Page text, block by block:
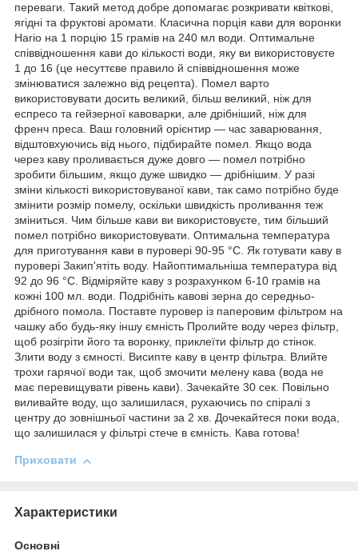
переваги. Такий метод добре допомагає розкривати квіткові,
ягідні та фруктові аромати. Класична порція кави для воронки
Hario на 1 порцію 15 грамів на 240 мл води. Оптимальне
співвідношення кави до кількості води, яку ви використовуєте
1 до 16 (це несуттєве правило й співвідношення може
змінюватися залежно від рецепта). Помел варто
використовувати досить великий, більш великий, ніж для
еспресо та гейзерної кавоварки, але дрібніший, ніж для
френч преса. Ваш головний орієнтир — час заварювання,
відштовхуючись від нього, підбирайте помел. Якщо вода
через каву проливається дуже довго — помел потрібно
зробити більшим, якщо дуже швидко — дрібнішим. У разі
зміни кількості використовуваної кави, так само потрібно буде
змінити розмір помелу, оскільки швидкість проливання теж
зміниться. Чим більше кави ви використовуєте, тим більший
помел потрібно використовувати. Оптимальна температура
для приготування кави в пуровері 90-95 °C. Як готувати каву в
пуровері Закип'ятіть воду. Найоптимальніша температура від
92 до 96 °C. Відміряйте каву з розрахунком 6-10 грамів на
кожні 100 мл. води. Подрібніть кавові зерна до середньо-
дрібного помола. Поставте пуровер із паперовим фільтром на
чашку або будь-яку іншу ємність Пролийте воду через фільтр,
щоб розігріти його та воронку, приклеїти фільтр до стінок.
Злити воду з ємності. Висипте каву в центр фільтра. Влийте
трохи гарячої води так, щоб змочити мелену кава (вода не
має перевищувати рівень кави). Зачекайте 30 сек. Повільно
виливайте воду, що залишилася, рухаючись по спіралі з
центру до зовнішньої частини за 2 хв. Дочекайтеся поки вода,
що залишилася у фільтрі стече в ємність. Кава готова!
Приховати
Характеристики
Основні